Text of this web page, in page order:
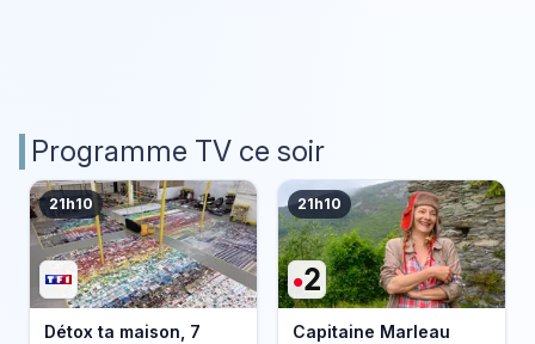
Programme TV ce soir
21h10
Détox ta maison, 7
21h10
Capitaine Marleau